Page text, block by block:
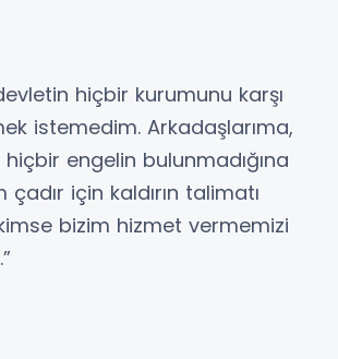
hiçbir kurumunu karşı
istemedim. Arkadaşlarıma,
hiçbir engelin bulunmadığına
için kaldırın talimatı
bizim hizmet vermemizi